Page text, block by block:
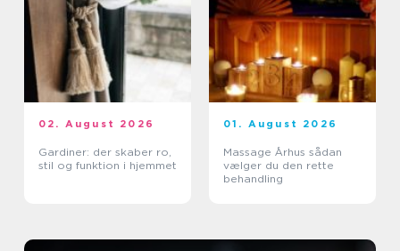
02. August 2026
Gardiner: der skaber ro,
stil og funktion i hjemmet
01. August 2026
Massage Århus sådan
vælger du den rette
behandling